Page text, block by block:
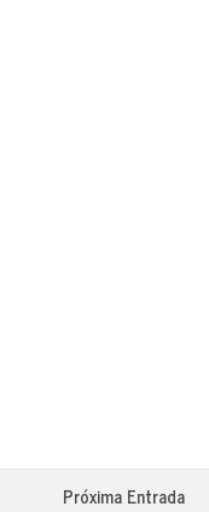
Próxima Entrada